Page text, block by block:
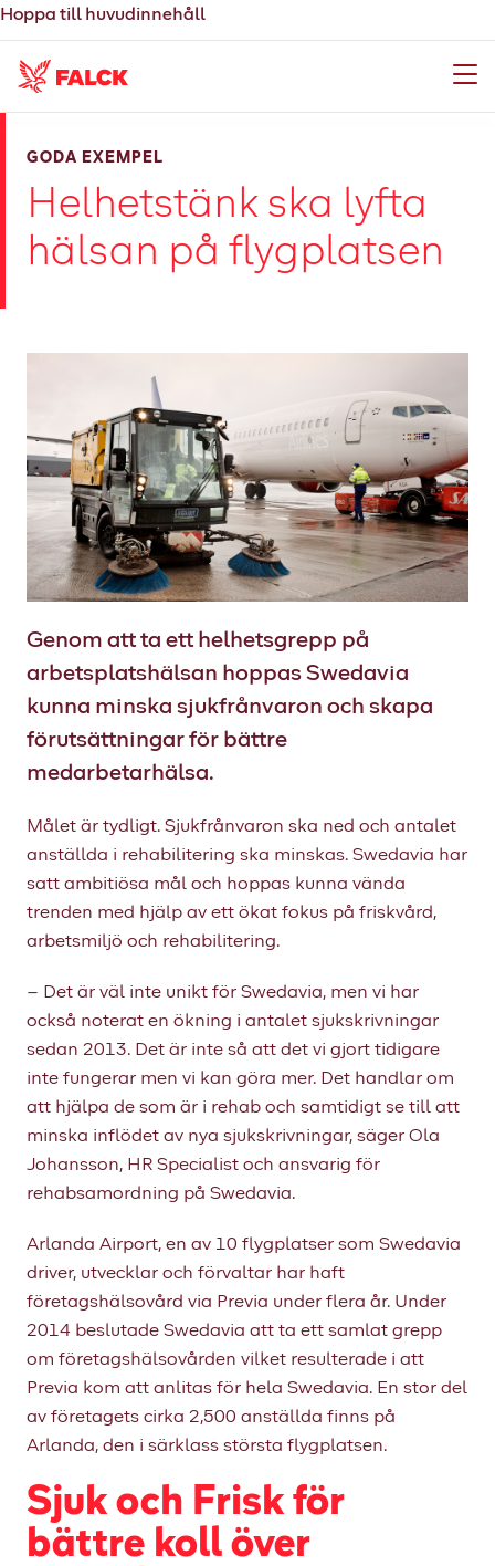
Hoppa till huvudinnehåll
Meny
Helhetstänk ska lyfta
hälsan på flygplatsen
GODA EXEMPEL
Genom att ta ett helhetsgrepp på
arbetsplatshälsan hoppas Swedavia
kunna minska sjukfrånvaron och skapa
förutsättningar för bättre
medarbetarhälsa.
Målet är tydligt. Sjukfrånvaron ska ned och antalet
anställda i rehabilitering ska minskas. Swedavia har
satt ambitiösa mål och hoppas kunna vända
trenden med hjälp av ett ökat fokus på friskvård,
arbetsmiljö och rehabilitering.
– Det är väl inte unikt för Swedavia, men vi har
också noterat en ökning i antalet sjukskrivningar
sedan 2013. Det är inte så att det vi gjort tidigare
inte fungerar men vi kan göra mer. Det handlar om
att hjälpa de som är i rehab och samtidigt se till att
minska inflödet av nya sjukskrivningar, säger Ola
Johansson, HR Specialist och ansvarig för
rehabsamordning på Swedavia.
Arlanda Airport, en av 10 flygplatser som Swedavia
driver, utvecklar och förvaltar har haft
företagshälsovård via Previa under flera år. Under
2014 beslutade Swedavia att ta ett samlat grepp
om företagshälsovården vilket resulterade i att
Previa kom att anlitas för hela Swedavia. En stor del
av företagets cirka 2,500 anställda finns på
Arlanda, den i särklass största flygplatsen.
Sjuk och Frisk för
bättre koll över